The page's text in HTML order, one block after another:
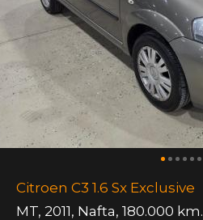
Citroen C3 1.6 Sx Exclusive
MT, 2011, Nafta, 180.000 km.